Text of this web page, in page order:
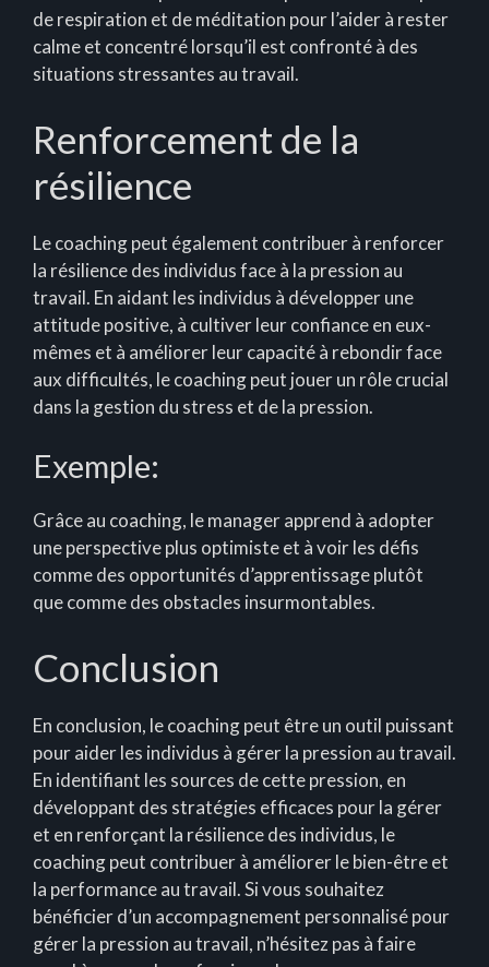
de respiration et de méditation pour l’aider à rester
calme et concentré lorsqu’il est confronté à des
situations stressantes au travail.
Renforcement de la
résilience
Le coaching peut également contribuer à renforcer
la résilience des individus face à la pression au
travail. En aidant les individus à développer une
attitude positive, à cultiver leur confiance en eux-
mêmes et à améliorer leur capacité à rebondir face
aux difficultés, le coaching peut jouer un rôle crucial
dans la gestion du stress et de la pression.
Exemple:
Grâce au coaching, le manager apprend à adopter
une perspective plus optimiste et à voir les défis
comme des opportunités d’apprentissage plutôt
que comme des obstacles insurmontables.
Conclusion
En conclusion, le coaching peut être un outil puissant
pour aider les individus à gérer la pression au travail.
En identifiant les sources de cette pression, en
développant des stratégies efficaces pour la gérer
et en renforçant la résilience des individus, le
coaching peut contribuer à améliorer le bien-être et
la performance au travail. Si vous souhaitez
bénéficier d’un accompagnement personnalisé pour
gérer la pression au travail, n’hésitez pas à faire